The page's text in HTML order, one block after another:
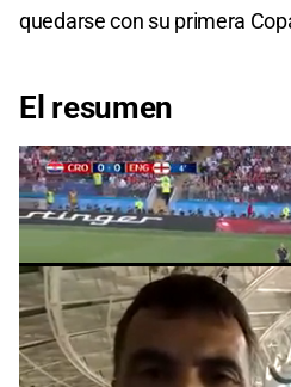
quedarse con su primera
El resumen
El comentario
Luzhniki
Las estadísticas